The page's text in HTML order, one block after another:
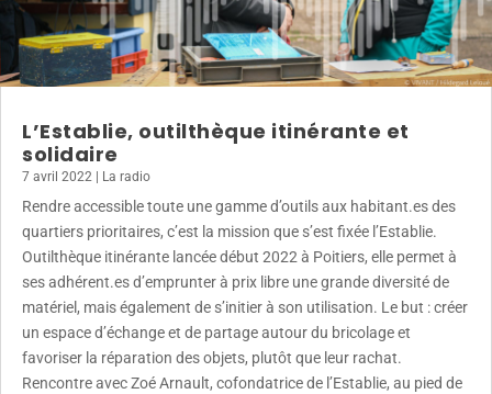
L’Establie, outilthèque itinérante et
solidaire
7 avril 2022 La radio
Rendre accessible toute une gamme d’outils aux habitant.es des
quartiers prioritaires, c’est la mission que s’est fixée l’Establie.
Outilthèque itinérante lancée début 2022 à Poitiers, elle permet à
ses adhérent.es d’emprunter à prix libre une grande diversité de
matériel, mais également de s’initier à son utilisation. Le but : créer
un espace d’échange et de partage autour du bricolage et
favoriser la réparation des objets, plutôt que leur rachat.
Rencontre avec Zoé Arnault, cofondatrice de l’Establie, au pied de